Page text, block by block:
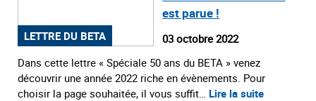
LETTRE DU BETA
est parue !
03 octobre 2022
Dans cette lettre « Spéciale 50 ans du BETA » venez
découvrir une année 2022 riche en évènements. Pour
choisir la page souhaitée, il vous suffit… Lire la suite